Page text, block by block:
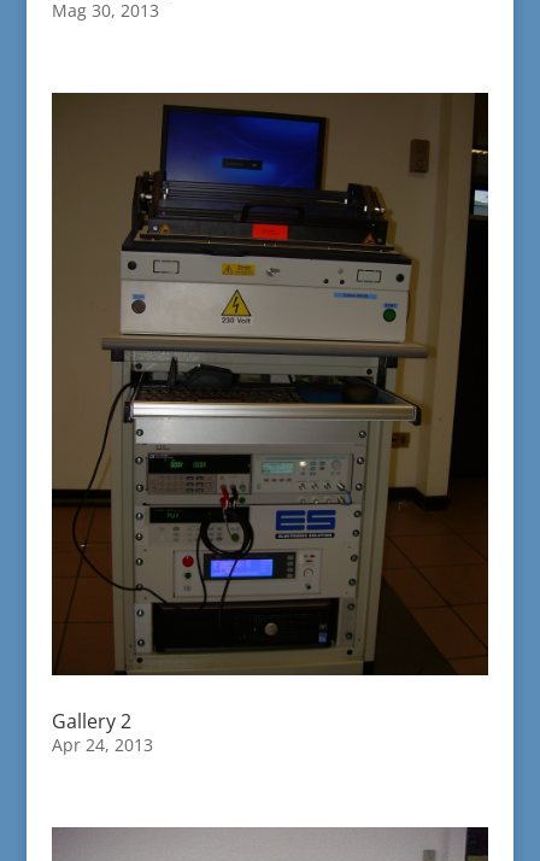
Mag 30, 2013
Gallery 2
Apr 24, 2013